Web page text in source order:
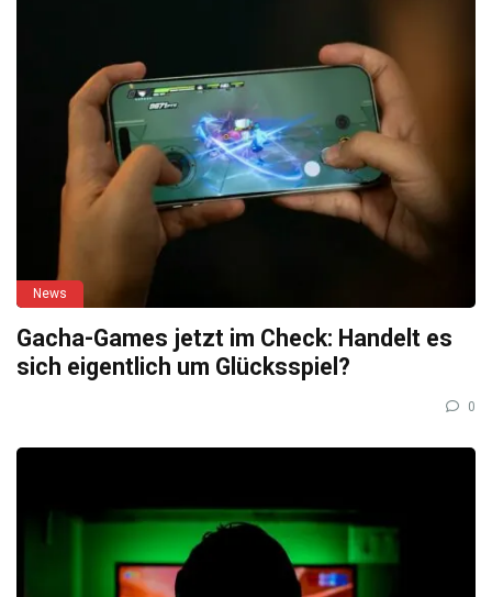
News
Gacha-Games jetzt im Check: Handelt es
sich eigentlich um Glücksspiel?
0